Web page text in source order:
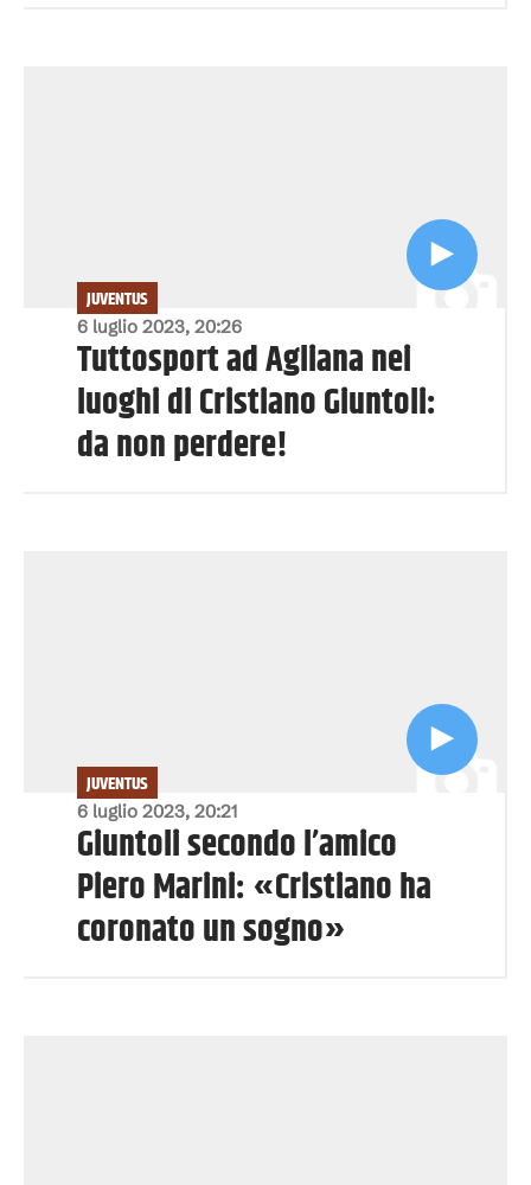
6 luglio 2023, 20:26
JUVENTUS
Tuttosport ad Agliana nei
luoghi di Cristiano Giuntoli:
da non perdere!
6 luglio 2023, 20:21
JUVENTUS
Giuntoli secondo l’amico
Piero Marini: «Cristiano ha
coronato un sogno»